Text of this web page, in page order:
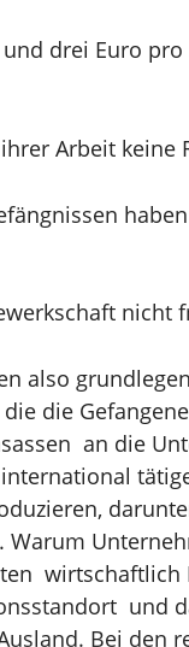
drei Euro
Arbeit keine
nicht
also
die
an die
Warum
wirtschaftlich
und
Bei den